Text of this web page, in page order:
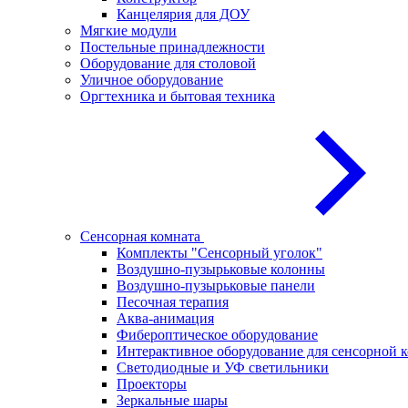
Канцелярия для ДОУ
Мягкие модули
Постельные принадлежности
Оборудование для столовой
Уличное оборудование
Оргтехника и бытовая техника
Сенсорная комната
Комплекты "Сенсорный уголок"
Воздушно-пузырьковые колонны
Воздушно-пузырьковые панели
Песочная терапия
Аква-анимация
Фибероптическое оборудование
Интерактивное оборудование для сенсорной
Светодиодные и УФ светильники
Проекторы
Зеркальные шары